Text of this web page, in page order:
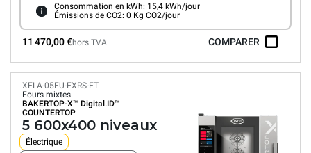
Consommation en kWh: 15,4 kWh/jour
Émissions de CO2: 0 Kg CO2/jour
11 470,00 €hors TVA COMPARER
XELA-05EU-EXRS-ET
Fours mixtes
BAKERTOP-X™ Digital.ID™
COUNTERTOP
5 600x400 niveaux
Électrique